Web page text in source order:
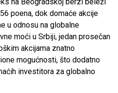
poena, dok domaće akcije
u odnosu na globalne
moći u Srbiji, jedan prosečan
akcijama znatno
mogućnosti, što dodatno
investitora za globalno